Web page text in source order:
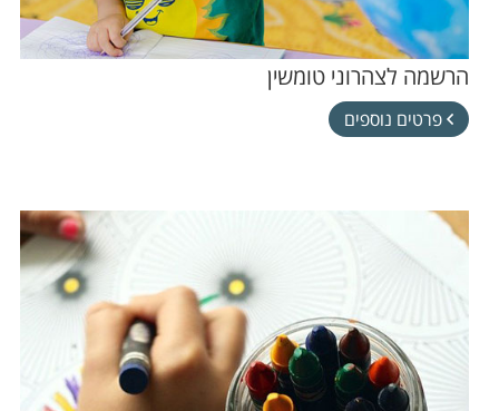
הרשמה לצהרוני טומשין
פרטים נוספים